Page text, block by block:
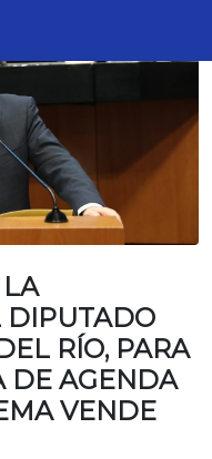
DIPUTADO
RÍO, PARA
DE AGENDA
VENDE